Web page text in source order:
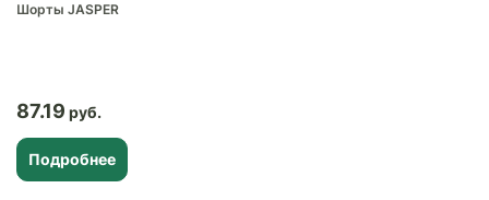
Шорты JASPER
87.19
Подробнее